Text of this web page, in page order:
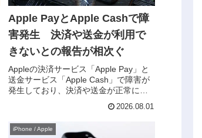
Apple PayとApple Cashで障
害発生 決済や送金が利用で
きないとの報告が相次ぐ
Appleの決済サービス「Apple Pay」と
送金サービス「Apple Cash」で障害が
発生しており、決済や送金が正常に利
いでいます。現時点でAppleは問題の発
生を認めていますが、復旧時期につい
ては明...
2026.08.01
iPhone / Apple